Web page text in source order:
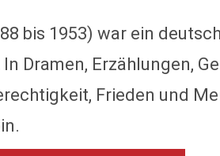
bis 1953) war ein
Dramen, Erzählungen,
Frieden und